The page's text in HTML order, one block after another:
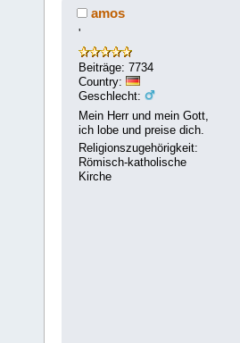
amos
'
Beiträge: 7734
Country:
Geschlecht:
Mein Herr und mein Gott,
ich lobe und preise dich.
Religionszugehörigkeit:
Römisch-katholische
Kirche